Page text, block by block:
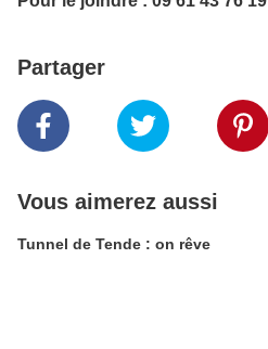
Partager
Vous aimerez aussi
Tunnel de Tende : on rêve